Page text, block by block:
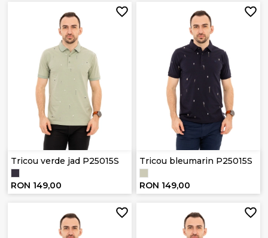
Tricou verde jad P25015S
RON 149,00
Tricou bleumarin P25015S
RON 149,00